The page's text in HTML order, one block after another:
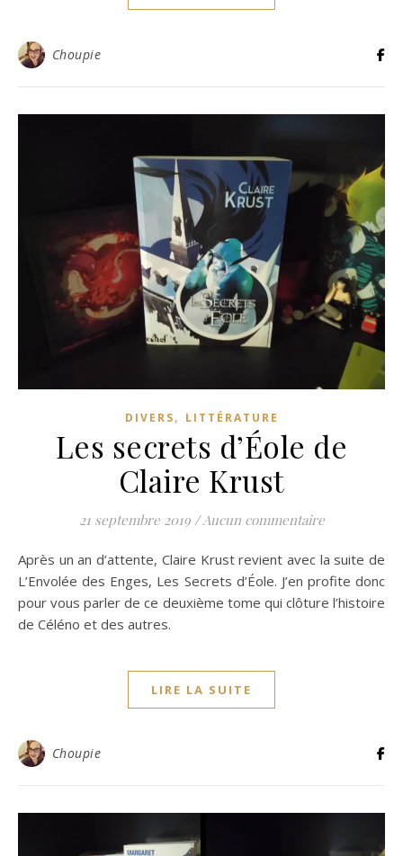
Choupie
DIVERS, LITTÉRATURE
Les secrets d’Éole de
Claire Krust
21 septembre 2019 / Aucun commentaire
Après un an d’attente, Claire Krust revient avec la suite de
L’Envolée des Enges, Les Secrets d’Éole. J’en profite donc
pour vous parler de ce deuxième tome qui clôture l’histoire
de Céléno et des autres.
LIRE LA SUITE
Choupie